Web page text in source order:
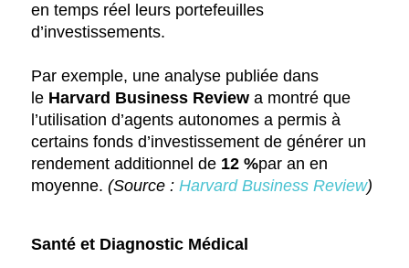
en temps réel leurs portefeuilles
d’investissements.
Par exemple, une analyse publiée dans
le Harvard Business Reviewa montré que
l’utilisation d’agents autonomes a permis à
certains fonds d’investissement de générer un
rendement additionnel de 12 %par an en
moyenne. (Source : Harvard Business Review)
Santé et Diagnostic Médical